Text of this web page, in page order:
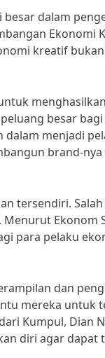
dalam
Ekonomi
kreatif
besar
menjadi
brand-
tersendiri.
Ekonom
para pelaku
dan
mereka untuk
Kumpul, Dian
diri agar dapat